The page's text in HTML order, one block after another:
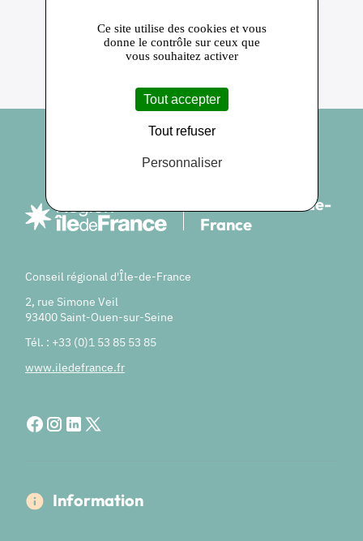
650
Près de 650 producteurs adhérents
10 000
Plus de 10 000 produits référencés
24
ILE DE FRANCE
Produit en Île-de-
France
Conseil régional d'Île-de-France
2, rue Simone Veil
93400 Saint-Ouen-sur-Seine
Tél. : +33 (0)1 53 85 53 85
www.iledefrance.fr
Information
Ce site utilise des cookies et vous
donne le contrôle sur ceux que
vous souhaitez activer
Tout accepter
Tout refuser
Personnaliser